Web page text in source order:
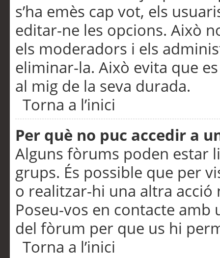
s’ha emès cap vot, els
editar-ne les opcions. Això
els moderadors i els
eliminar-la. Això evita que
al mig de la seva durada.
Torna a l’inici
Per què no puc accedir a
Alguns fòrums poden estar
grups. És possible que per
o realitzar-hi una altra acció
Poseu-vos en contacte
del fòrum per que us hi
Torna a l’inici